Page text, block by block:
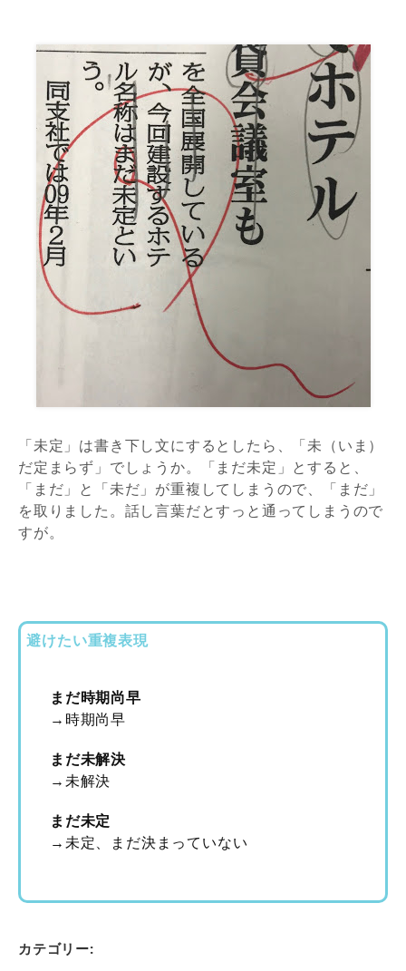
「未定」は書き下し文にするとしたら、「未（いま）
だ定まらず」でしょうか。「まだ未定」とすると、
「まだ」と「未だ」が重複してしまうので、「まだ」
を取りました。話し言葉だとすっと通ってしまうので
すが。
避けたい重複表現
まだ時期尚早
→時期尚早
まだ未解決
→未解決
まだ未定
→未定、まだ決まっていない
カテゴリー: